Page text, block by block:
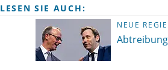
LESEN SIE AUCH:
NEUE